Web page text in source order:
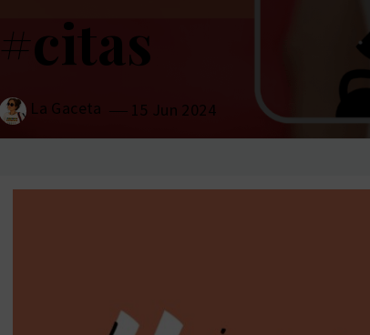
#citas
La Gaceta 15 Jun 2024